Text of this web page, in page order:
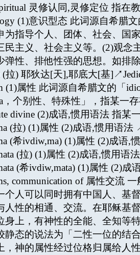
灵修认同,灵修定位 指在
(1)意识型态 此词源自希腊
为指导个人、团体、社会、国
民主义、社会主义等。(2)观念
弹性、排他性强的思想。如排
(拉) 耶狄达[天],耶底大[基
(1)属性 此词源自希腊文的「
，个别性、特殊性」，指某一
divine (2)成语,惯用语法 指某
(拉) (1)属性 (2)成语,惯用语法
(希ivdiw,ma) (1)属性 (2)成语,
(拉) (1)属性 (2)成语,惯用语
(希ivdiw,mata) (1)属性 (2)
communication of 属性交流
个人可以同时拥有中国人、基
人性的相通、交流。在耶稣基
身上，有神性的全能、全知等
静态的说法为「二性一位的结
，神的属性经过位格归属给人